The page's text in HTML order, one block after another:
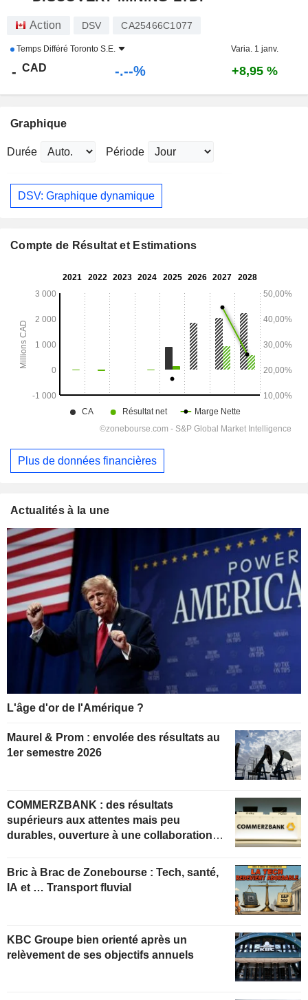
Action DSV CA25466C1077
Temps Différé Toronto S.E. Varia. 1 janv.
- CAD -.--% +8,95 %
Graphique
Durée Période
DSV: Graphique dynamique
Compte de Résultat et Estimations
Plus de données financières
Actualités à la une
L'âge d'or de l'Amérique ?
Maurel & Prom : envolée des résultats au
1er semestre 2026
COMMERZBANK : des résultats
supérieurs aux attentes mais peu
durables, ouverture à une collaboration
Bric à Brac de Zonebourse : Tech, santé,
IA et … Transport fluvial
KBC Groupe bien orienté après un
relèvement de ses objectifs annuels